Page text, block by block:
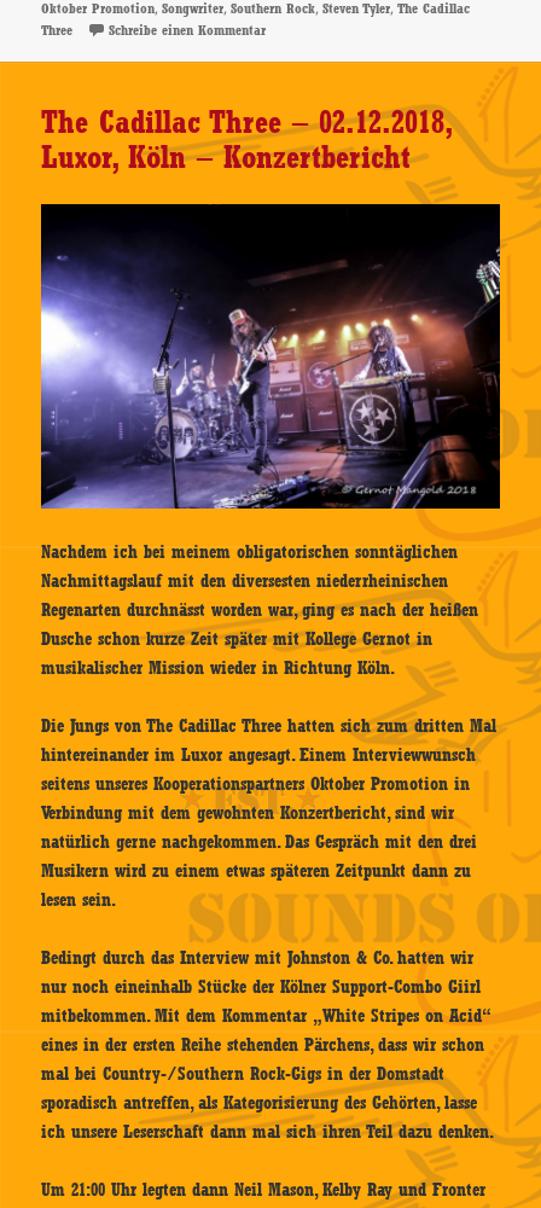
Oktober Promotion,Songwriter,Southern Rock,Steven Tyler,The Cadillac
Three
Schreibe einen Kommentarzu The Cadillac Three – Interview
The Cadillac Three – 02.12.2018,
Luxor, Köln – Konzertbericht
Nachdem ich bei meinem obligatorischen sonntäglichen
Nachmittagslauf mit den diversesten niederrheinischen
Regenarten durchnässt worden war, ging es nach der heißen
Dusche schon kurze Zeit später mit Kollege Gernot in
musikalischer Mission wieder in Richtung Köln.
Die Jungs von The Cadillac Three hatten sich zum dritten Mal
hintereinander im Luxor angesagt. Einem Interviewwunsch
seitens unseres Kooperationspartners Oktober Promotion in
Verbindung mit dem gewohnten Konzertbericht, sind wir
natürlich gerne nachgekommen. Das Gespräch mit den drei
Musikern wird zu einem etwas späteren Zeitpunkt dann zu
lesen sein.
Bedingt durch das Interview mit Johnston & Co. hatten wir
nur noch eineinhalb Stücke der Kölner Support-Combo Giirl
mitbekommen. Mit dem Kommentar „White Stripes on Acid“
eines in der ersten Reihe stehenden Pärchens, dass wir schon
mal bei Country-/Southern Rock-Gigs in der Domstadt
sporadisch antreffen, als Kategorisierung des Gehörten, lasse
ich unsere Leserschaft dann mal sich ihren Teil dazu denken.
Um 21:00 Uhr legten dann Neil Mason, Kelby Ray und Fronter